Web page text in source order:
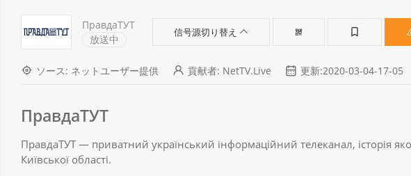
ПравдаТУТ
放送中
信号源切り替え
ソース: ネットユーザー提供 貢献者: NetTV.Live 更新:2020-03-04-17-05
ПравдаТУТ
ПравдаТУТ — приватний український інформаційний телеканал, історія
Київської області.